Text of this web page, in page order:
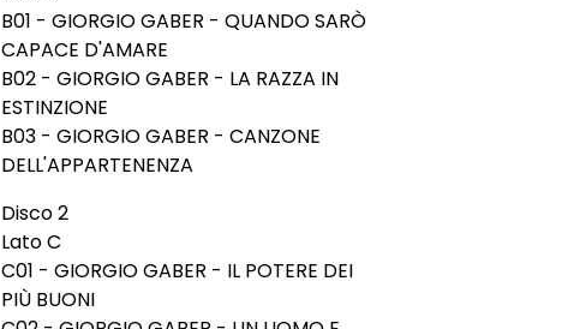
B01 - GIORGIO GABER - QUANDO SARÒ
CAPACE D'AMARE
B02 - GIORGIO GABER - LA RAZZA IN
ESTINZIONE
B03 - GIORGIO GABER - CANZONE
DELL'APPARTENENZA
Disco 2
Lato C
C01 - GIORGIO GABER - IL POTERE DEI
PIÙ BUONI